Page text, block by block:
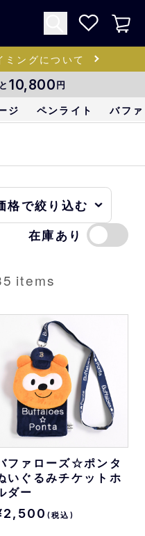
ングについて
10,800円
ジ ペンライト バフ
在庫あり
items
ファローズ☆ポンタ
いぐるみチケットホ
ダー
(税込)